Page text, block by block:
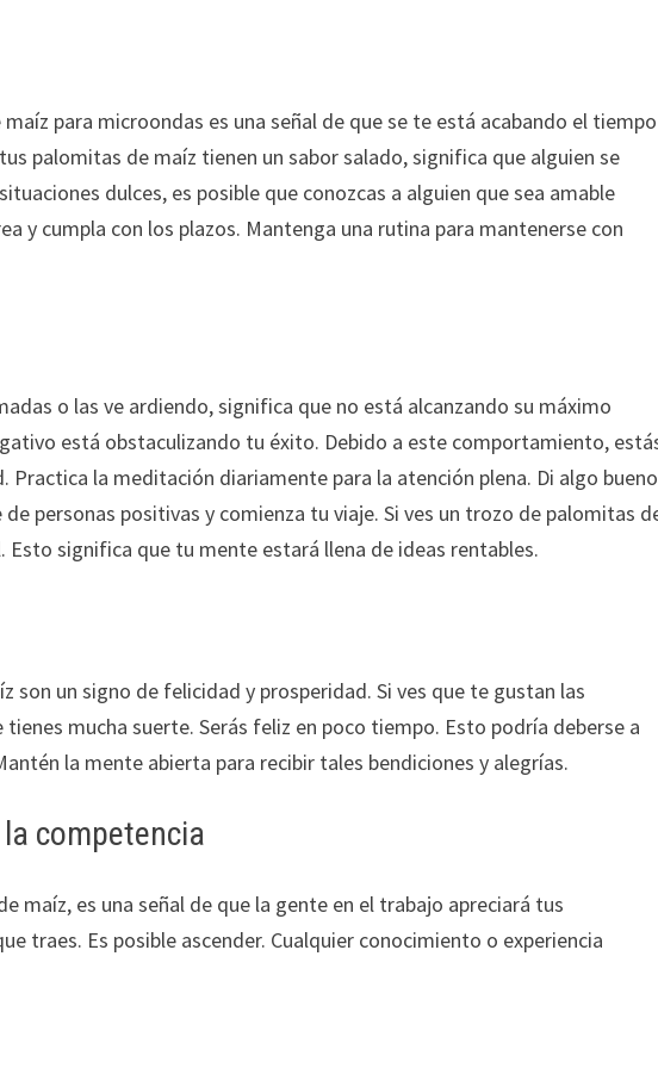
para microondas es una señal de que se te está acabando el tiempo
palomitas de maíz tienen un sabor salado, significa que alguien se
dulces, es posible que conozcas a alguien que sea amable
y cumpla con los plazos. Mantenga una rutina para mantenerse con
o las ve ardiendo, significa que no está alcanzando su máximo
está obstaculizando tu éxito. Debido a este comportamiento,
Practica la meditación diariamente para la atención plena. Di algo bueno
personas positivas y comienza tu viaje. Si ves un trozo de palomitas
Esto significa que tu mente estará llena de ideas rentables.
son un signo de felicidad y prosperidad. Si ves que te gustan las
mucha suerte. Serás feliz en poco tiempo. Esto podría deberse a
la mente abierta para recibir tales bendiciones y alegrías.
competencia
maíz, es una señal de que la gente en el trabajo apreciará tus
traes. Es posible ascender. Cualquier conocimiento o experiencia